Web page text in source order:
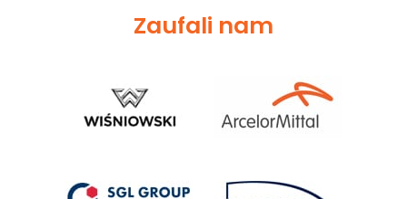
Zaufali nam